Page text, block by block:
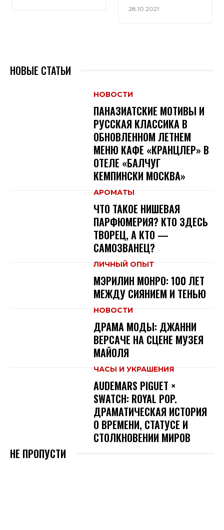
28.10.2021
НОВЫЕ СТАТЬИ
НОВОСТИ
ПАНАЗИАТСКИЕ МОТИВЫ И
РУССКАЯ КЛАССИКА В
ОБНОВЛЕННОМ ЛЕТНЕМ
МЕНЮ КАФЕ «КРАНЦЛЕР» В
ОТЕЛЕ «БАЛЧУГ
КЕМПИНСКИ МОСКВА»
АРОМАТЫ
ЧТО ТАКОЕ НИШЕВАЯ
ПАРФЮМЕРИЯ? КТО ЗДЕСЬ
ТВОРЕЦ, А КТО —
САМОЗВАНЕЦ?
ЛИЧНЫЙ ОПЫТ
МЭРИЛИН МОНРО: 100 ЛЕТ
МЕЖДУ СИЯНИЕМ И ТЕНЬЮ
НОВОСТИ
ДРАМА МОДЫ: ДЖАННИ
ВЕРСАЧЕ НА СЦЕНЕ МУЗЕЯ
МАЙОЛЯ
ЧАСЫ И УКРАШЕНИЯ
AUDEMARS PIGUET ×
SWATCH: ROYAL POP.
ДРАМАТИЧЕСКАЯ ИСТОРИЯ
О ВРЕМЕНИ, СТАТУСЕ И
СТОЛКНОВЕНИИ МИРОВ
НЕ ПРОПУСТИ